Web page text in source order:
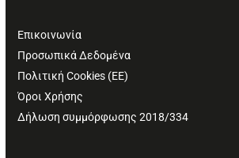
Επικοινωνία
Προσωπικά Δεδομένα
Πολιτική Cookies (ΕΕ)
Όροι Χρήσης
Δήλωση συμμόρφωσης 2018/334